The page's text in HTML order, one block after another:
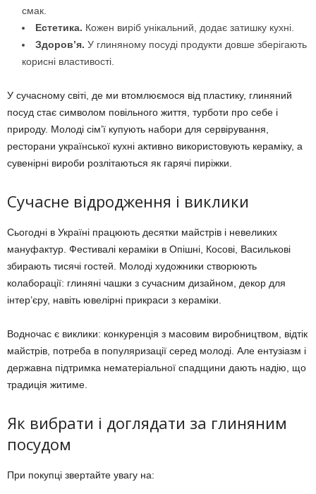
смак.
Естетика. Кожен виріб унікальний, додає затишку кухні.
Здоров’я. У глиняному посуді продукти довше зберігають
корисні властивості.
У сучасному світі, де ми втомлюємося від пластику, глиняний
посуд стає символом повільного життя, турботи про себе і
природу. Молоді сім’ї купують набори для сервірування,
ресторани української кухні активно використовують кераміку, а
сувенірні вироби розлітаються як гарячі пиріжки.
Сучасне відродження і виклики
Сьогодні в Україні працюють десятки майстрів і невеликих
мануфактур. Фестивалі кераміки в Опішні, Косові, Василькові
збирають тисячі гостей. Молоді художники створюють
колаборації: глиняні чашки з сучасним дизайном, декор для
інтер’єру, навіть ювелірні прикраси з кераміки.
Водночас є виклики: конкуренція з масовим виробництвом, відтік
майстрів, потреба в популяризації серед молоді. Але ентузіазм і
державна підтримка нематеріальної спадщини дають надію, що
традиція житиме.
Як вибрати і доглядати за глиняним
посудом
При покупці звертайте увагу на: